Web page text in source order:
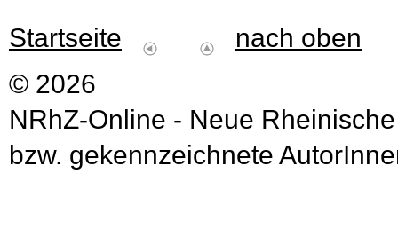
Startseite
nach oben
© 2026
NRhZ-Online - Neue
bzw. gekennzeichnete